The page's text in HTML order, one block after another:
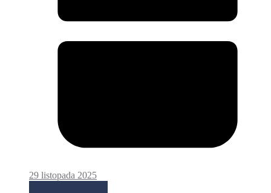
29 listopada 2025